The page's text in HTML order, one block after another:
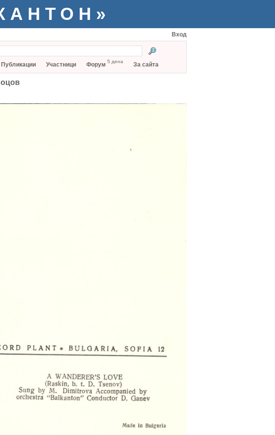
Вход
Публикации Участници Форум 5 дена За сайта